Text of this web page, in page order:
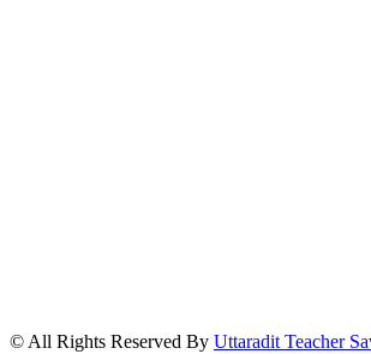
© All Rights Reserved By Uttaradit Teacher